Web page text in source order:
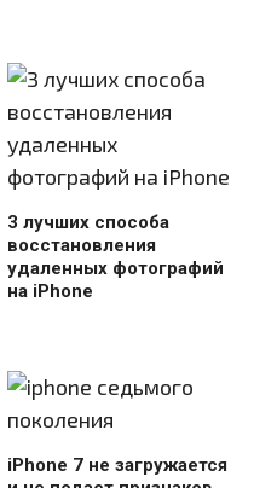
3 лучших способа
восстановления
удаленных фотографий
на iPhone
iPhone 7 не загружается